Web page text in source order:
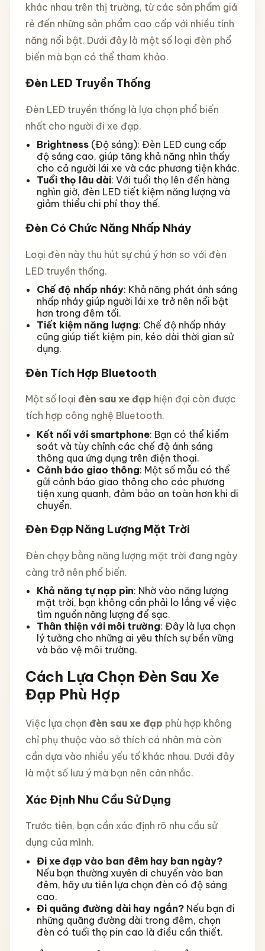
khác nhau trên thị trường, từ các sản phẩm giá
rẻ đến những sản phẩm cao cấp với nhiều tính
năng nổi bật. Dưới đây là một số loại đèn phổ
biến mà bạn có thể tham khảo.
Đèn LED Truyền Thống
Đèn LED truyền thống là lựa chọn phổ biến
nhất cho người đi xe đạp.
Brightness(Độ sáng): Đèn LED cung cấp
độ sáng cao, giúp tăng khả năng nhìn thấy
cho cả người lái xe và các phương tiện khác.
Tuổi thọ lâu dài: Với tuổi thọ lên đến hàng
nghìn giờ, đèn LED tiết kiệm năng lượng và
giảm thiểu chi phí thay thế.
Đèn Có Chức Năng Nhấp Nháy
Loại đèn này thu hút sự chú ý hơn so với đèn
LED truyền thống.
Chế độ nhấp nháy: Khả năng phát ánh sáng
nhấp nháy giúp người lái xe trở nên nổi bật
hơn trong đêm tối.
Tiết kiệm năng lượng: Chế độ nhấp nháy
cũng giúp tiết kiệm pin, kéo dài thời gian sử
dụng.
Đèn Tích Hợp Bluetooth
Một số loại đèn sau xe đạp hiện đại còn được
tích hợp công nghệ Bluetooth.
Kết nối với smartphone: Bạn có thể kiểm
soát và tùy chỉnh các chế độ ánh sáng
thông qua ứng dụng trên điện thoại.
Cảnh báo giao thông: Một số mẫu có thể
gửi cảnh báo giao thông cho các phương
tiện xung quanh, đảm bảo an toàn hơn khi di
chuyển.
Đèn Đạp Năng Lượng Mặt Trời
Đèn chạy bằng năng lượng mặt trời đang ngày
càng trở nên phổ biến.
Khả năng tự nạp pin: Nhờ vào năng lượng
mặt trời, bạn không cần phải lo lắng về việc
tìm nguồn năng lượng để sạc.
Thân thiện với môi trường: Đây là lựa chọn
lý tưởng cho những ai yêu thích sự bền vững
và bảo vệ môi trường.
Cách Lựa Chọn Đèn Sau Xe
Đạp Phù Hợp
Việc lựa chọn đèn sau xe đạp phù hợp không
chỉ phụ thuộc vào sở thích cá nhân mà còn
cần dựa vào nhiều yếu tố khác nhau. Dưới đây
là một số lưu ý mà bạn nên cân nhắc.
Xác Định Nhu Cầu Sử Dụng
Trước tiên, bạn cần xác định rõ nhu cầu sử
dụng của mình.
Đi xe đạp vào ban đêm hay ban ngày?
Nếu bạn thường xuyên di chuyển vào ban
đêm, hãy ưu tiên lựa chọn đèn có độ sáng
cao.
Đi quãng đường dài hay ngắn?Nếu bạn đi
những quãng đường dài trong đêm, chọn
đèn có tuổi thọ pin cao là điều cần thiết.